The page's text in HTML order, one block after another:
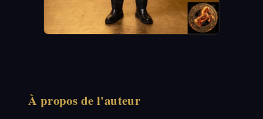
À propos de l'auteur